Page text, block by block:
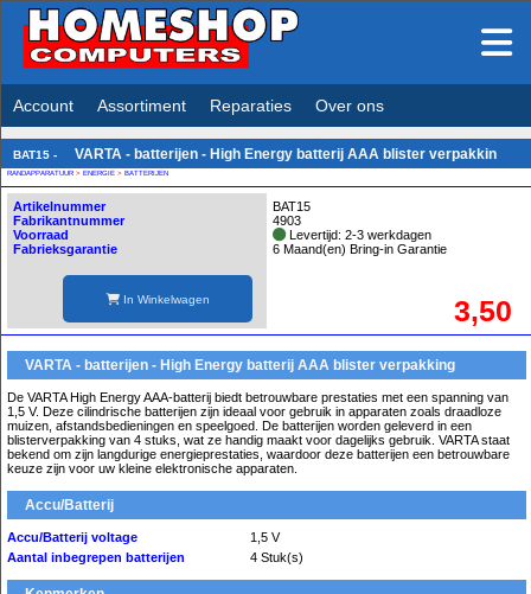
Account Assortiment Reparaties Over ons
BAT15 - VARTA - batterijen - High Energy batterij AAA blister verpakkin
RANDAPPARATUUR > ENERGIE > BATTERIJEN
Artikelnummer
Fabrikantnummer
Voorraad
Fabrieksgarantie
In Winkelwagen
BAT15
4903
Levertijd: 2-3 werkdagen
6 Maand(en) Bring-in Garantie
3,50
VARTA - batterijen - High Energy batterij AAA blister verpakking
De VARTA High Energy AAA-batterij biedt betrouwbare prestaties met een spanning van
1,5 V. Deze cilindrische batterijen zijn ideaal voor gebruik in apparaten zoals draadloze
muizen, afstandsbedieningen en speelgoed. De batterijen worden geleverd in een
blisterverpakking van 4 stuks, wat ze handig maakt voor dagelijks gebruik. VARTA staat
bekend om zijn langdurige energieprestaties, waardoor deze batterijen een betrouwbare
keuze zijn voor uw kleine elektronische apparaten.
Accu/Batterij
Accu/Batterij voltage
1,5 V
Aantal inbegrepen batterijen
4 Stuk(s)